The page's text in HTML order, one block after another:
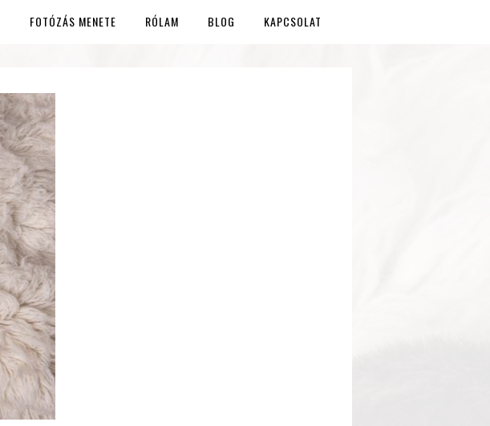
FOTÓZÁS MENETE RÓLAM BLOG KAPCSOLAT